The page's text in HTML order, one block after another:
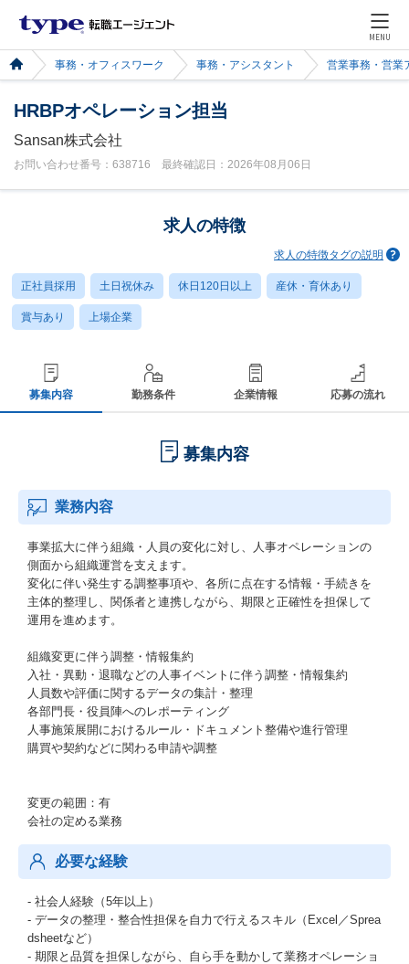
MENU
事務・オフィスワーク 事務・アシスタント 営業事務・営業
HRBPオペレーション担当
Sansan株式会社
お問い合わせ番号：638716 最終確認日：2026年08月06日
求人の特徴
求人の特徴タグの説明
正社員採用 土日祝休み 休日120日以上 産休・育休あり
賞与あり 上場企業
募集内容 勤務条件 企業情報 応募の流れ
募集内容
業務内容
事業拡大に伴う組織・人員の変化に対し、人事オペレーションの
側面から組織運営を支えます。
変化に伴い発生する調整事項や、各所に点在する情報・手続きを
主体的整理し、関係者と連携しながら、期限と正確性を担保して
運用を進めます。
組織変更に伴う調整・情報集約
入社・異動・退職などの人事イベントに伴う調整・情報集約
人員数や評価に関するデータの集計・整理
各部門長・役員陣へのレポーティング
人事施策展開におけるルール・ドキュメント整備や進行管理
購買や契約などに関わる申請や調整
変更の範囲：有
会社の定める業務
必要な経験
- 社会人経験（5年以上）
- データの整理・整合性担保を自力で行えるスキル（Excel／Sprea
dsheetなど）
- 期限と品質を担保しながら、自ら手を動かして業務オペレーショ